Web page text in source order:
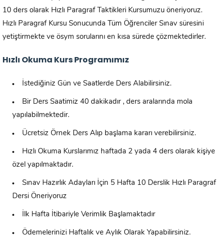
10 ders olarak Hızlı Paragraf Taktikleri Kursumuzu öneriyoruz.
Hızlı Paragraf Kursu Sonucunda Tüm Öğrenciler Sınav süresini
yetiştirmekte ve ösym sorularını en kısa sürede çözmektedirler.
Hızlı Okuma Kurs Programımız
İstediğiniz Gün ve Saatlerde Ders Alabilirsiniz.
Bir Ders Saatimiz 40 dakikadır , ders aralarında mola
yapılabilmektedir.
Ücretsiz Örnek Ders Alıp başlama kararı verebilirsiniz.
Hızlı Okuma Kurslarımız haftada 2 yada 4 ders olarak kişiye
özel yapılmaktadır.
Sınav Hazırlık Adayları İçin 5 Hafta 10 Derslik Hızlı Paragraf
Dersi Öneriyoruz
İlk Hafta İtibariyle Verimlik Başlamaktadır
Ödemelerinizi Haftalık ve Aylık Olarak Yapabilirsiniz.